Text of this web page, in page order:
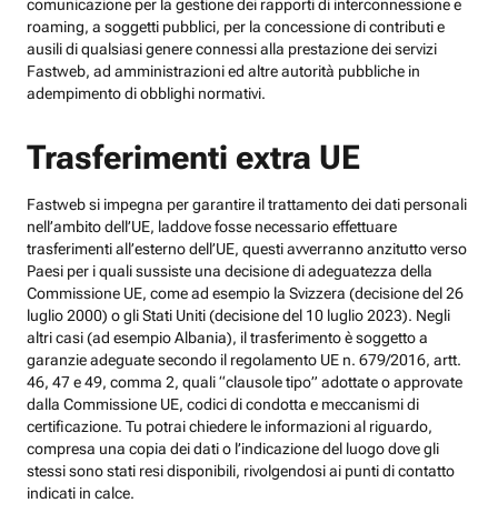
comunicazione per la gestione dei rapporti di interconnessione e
roaming, a soggetti pubblici, per la concessione di contributi e
ausili di qualsiasi genere connessi alla prestazione dei servizi
Fastweb, ad amministrazioni ed altre autorità pubbliche in
adempimento di obblighi normativi.
Trasferimenti extra UE
Fastweb si impegna per garantire il trattamento dei dati personali
nell’ambito dell’UE, laddove fosse necessario effettuare
trasferimenti all’esterno dell’UE, questi avverranno anzitutto verso
Paesi per i quali sussiste una decisione di adeguatezza della
Commissione UE, come ad esempio la Svizzera (decisione del 26
luglio 2000) o gli Stati Uniti (decisione del 10 luglio 2023). Negli
altri casi (ad esempio Albania), il trasferimento è soggetto a
garanzie adeguate secondo il regolamento UE n. 679/2016, artt.
46, 47 e 49, comma 2, quali “clausole tipo” adottate o approvate
dalla Commissione UE, codici di condotta e meccanismi di
certificazione. Tu potrai chiedere le informazioni al riguardo,
compresa una copia dei dati o l’indicazione del luogo dove gli
stessi sono stati resi disponibili, rivolgendosi ai punti di contatto
indicati in calce.